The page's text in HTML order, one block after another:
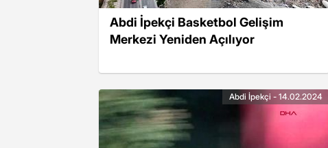
Abdi İpekçi Basketbol Gelişim
Merkezi Yeniden Açılıyor
Abdi İpekçi - 14.02.2024